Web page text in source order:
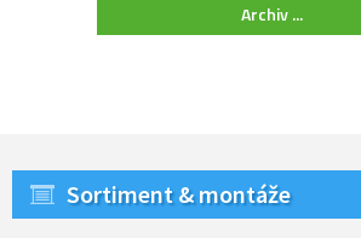
Archiv ...
Sortiment & montáže